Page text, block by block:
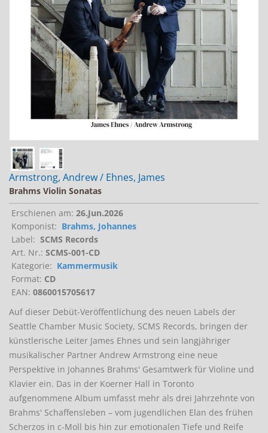
Jobs bei Naxos
Naxos Deutschland Blog
Naxos weltweit
Armstrong, Andrew / Ehnes, James
Brahms Violin Sonatas
Erschienen am: 26.Jun.2026
Komponist: Brahms, Johannes
Label: SCMS Records
Art. Nr.: SCMS-001-CD
Kategorie: Kammermusik
Format: CD
EAN: 0860015705617
Auf dieser Debüt-Veröffentlichung des neuen Labels der
Seattle Chamber Music Society, SCMS Records, bringen der
künstlerische Leiter James Ehnes und sein langjähriger
musikalischer Partner Andrew Armstrong eine neue
Perspektive in Johannes Brahms' Gesamtwerk für Violine und
Klavier ein. Das in der Koerner Hall in Toronto
aufgenommene Album umfasst mehr als drei Jahrzehnte von
Brahms' Schaffensleben – vom jugendlichen Elan des frühen
Scherzos in c-Moll bis hin zur emotionalen Tiefe und Reife